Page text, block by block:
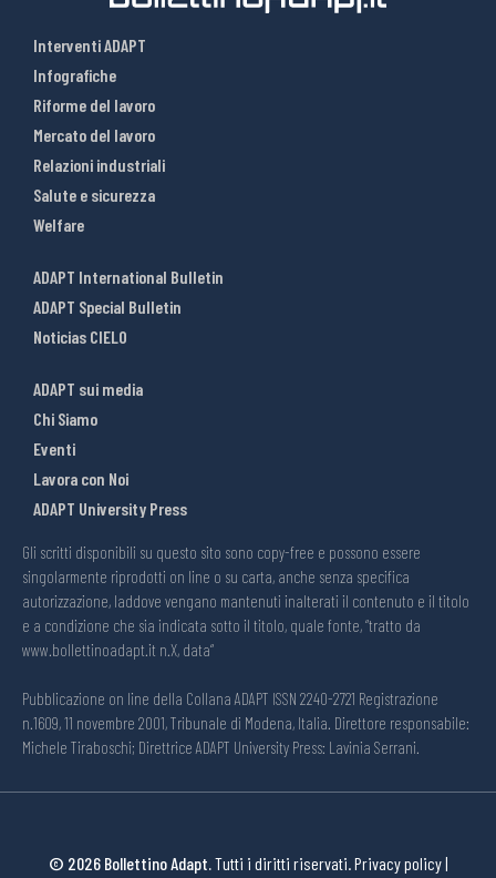
Interventi ADAPT
Infografiche
Riforme del lavoro
Mercato del lavoro
Relazioni industriali
Salute e sicurezza
Welfare
ADAPT International Bulletin
ADAPT Special Bulletin
Noticias CIELO
ADAPT sui media
Chi Siamo
Eventi
Lavora con Noi
ADAPT University Press
Gli scritti disponibili su questo sito sono copy-free e possono essere
singolarmente riprodotti on line o su carta, anche senza specifica
autorizzazione, laddove vengano mantenuti inalterati il contenuto e il titolo
e a condizione che sia indicata sotto il titolo, quale fonte, “tratto da
www.bollettinoadapt.it n.X, data“
Pubblicazione on line della Collana ADAPT ISSN 2240-2721 Registrazione
n.1609, 11 novembre 2001, Tribunale di Modena, Italia. Direttore responsabile:
Michele Tiraboschi; Direttrice ADAPT University Press: Lavinia Serrani.
© 2026 Bollettino Adapt. Tutti i diritti riservati. Privacy policy|